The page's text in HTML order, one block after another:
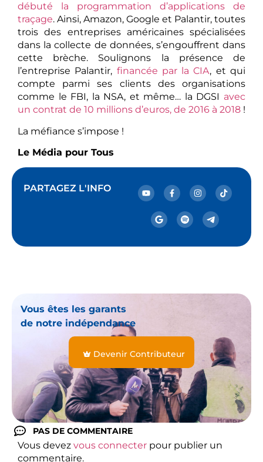
débuté la programmation d’applications de
traçage. Ainsi, Amazon, Google et Palantir, toutes
trois des entreprises américaines spécialisées
dans la collecte de données, s’engouffrent dans
cette brèche. Soulignons la présence de
l’entreprise Palantir, financée par la CIA, et qui
compte parmi ses clients des organisations
comme le FBI, la NSA, et même… la DGSI avec
un contrat de 10 millions d’euros, de 2016 à 2018 !
La méfiance s’impose !
Le Média pour Tous
PARTAGEZ L'INFO
Vous êtes les garants
de notre indépendance
Devenir Contributeur
PAS DE COMMENTAIRE
Vous devez vous connecter pour publier un
commentaire.